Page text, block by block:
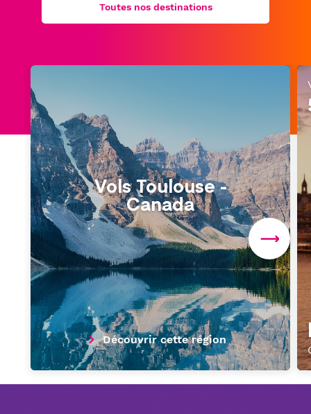
Toutes nos destinations
Vols Toulouse -
Canada
Découvrir cette région